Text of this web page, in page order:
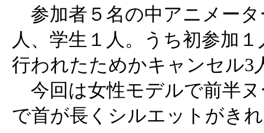
参加者５名の中アニメータ
人、学生１人。うち初参加
行われたためかキャンセル3
今回は女性モデルで前半
で首が長くシルエットがき